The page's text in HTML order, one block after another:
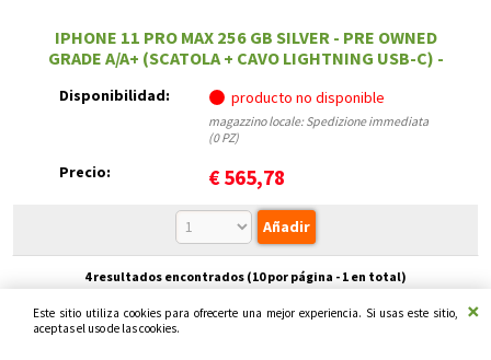
Este sitio utiliza cookies para ofrecerte una mejor experiencia. Si usas este sitio,
aceptas el uso de las cookies.
IPHONE 11 PRO MAX 256 GB SILVER - PRE OWNED
GRADE A/A+ (SCATOLA + CAVO LIGHTNING USB-C) -
Disponibilidad: producto no disponible
magazzino locale: Spedizione immediata
(0 PZ)
Precio: €565,78
4 resultados encontrados (10por página - 1 en total)
Europebattery.com - Sede legal y operativa: Via Wildt 5/7 - 20131 - Milan Tel. (+39)